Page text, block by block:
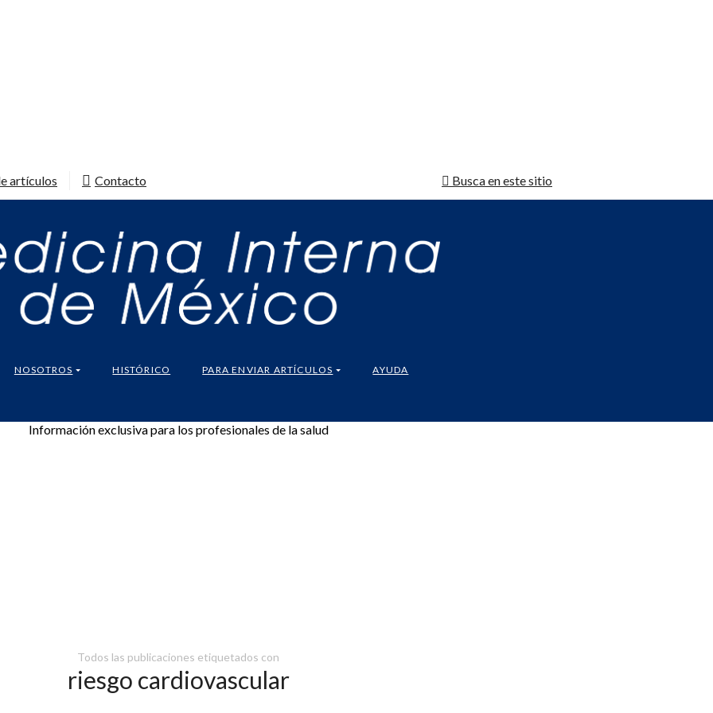
artículos Contacto Busca en este sitio
NOSOTROS HISTÓRICO PARA ENVIAR ARTÍCULOS AYUDA
Información exclusiva para los profesionales de la salud
Todos las publicaciones etiquetados con
riesgo cardiovascular